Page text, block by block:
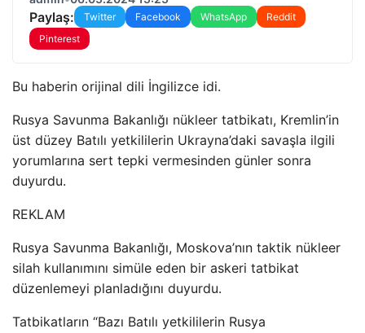
Paylaş: Twitter Facebook WhatsApp
Reddit
Pinterest
Bu haberin orijinal dili İngilizce idi.
Rusya Savunma Bakanlığı nükleer tatbikatı, Kremlin’in
üst düzey Batılı yetkililerin Ukrayna’daki savaşla ilgili
yorumlarına sert tepki vermesinden günler sonra
duyurdu.
REKLAM
Rusya Savunma Bakanlığı, Moskova’nın taktik nükleer
silah kullanımını simüle eden bir askeri tatbikat
düzenlemeyi planladığını duyurdu.
Tatbikatların “Bazı Batılı yetkililerin Rusya